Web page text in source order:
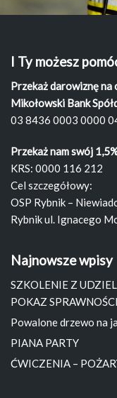
I Ty możesz
Przekaż darowiznę
Mikołowski Bank
03 8436 0003 0000
Przekaż nam swój
KRS: 0000 116 212
Cel szczegółowy:
OSP Rybnik –
Rybnik ul. Ignacego
Najnowsze wpisy
SZKOLENIE Z
POKAZ
Powalone drzewo na
PIANA PARTY
ĆWICZENIA –